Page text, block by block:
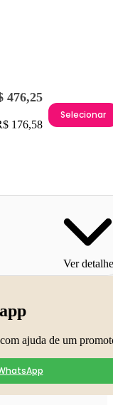
476,25
176,58
Selecionar
Ver
ajuda de um